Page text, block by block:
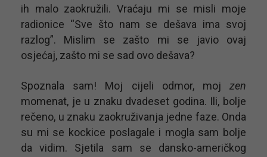
ih malo zaokružili. Vraćaju mi se misli moje
radionice “Sve što nam se dešava ima svoj
razlog”. Mislim se zašto mi se javio ovaj
osjećaj, zašto mi se sad ovo dešava?
Spoznala sam! Moj cijeli odmor, moj zen
momenat, je u znaku dvadeset godina. Ili, bolje
rečeno, u znaku zaokruživanja jedne faze. Onda
su mi se kockice poslagale i mogla sam bolje
da vidim. Sjetila sam se dansko-američkog